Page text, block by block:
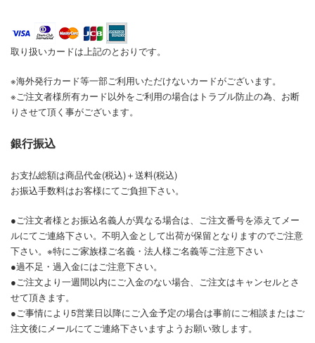
取り扱いカードは上記のとおりです。
※海外発行カード等一部ご利用いただけないカードがございます。
※ご注文者様所有カード以外をご利用の場合はトラブル防止の為、お断
りさせて頂く事がございます。
銀行振込
お支払総額は商品代金(税込)＋送料(税込)
お振込手数料はお客様にてご負担下さい。
●ご注文者様とお振込名義人が異なる場合は、ご注文番号を添えてメー
ルにてご連絡下さい。不明入金として出荷が保留となりますのでご注意
下さい。※特にご家族様ご名義・法人様ご名義等ご注意下さい
●過不足・過入金にはご注意下さい。
●ご注文より一週間以内にご入金のない場合、ご注文はキャンセルとさ
せて頂きます。
●ご事情により5営業日以降にご入金予定の場合は事前にご相談またはご
注文後にメールにてご連絡下さいますようお願い致します。